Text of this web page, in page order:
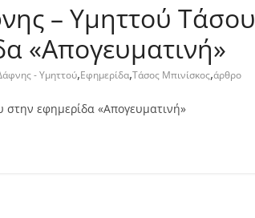
– Υμηττού Τάσου
«Απογευματινή»
- Υμηττού,Εφημερίδα,Τάσος Μπινίσκος,άρθρο
εφημερίδα «Απογευματινή»